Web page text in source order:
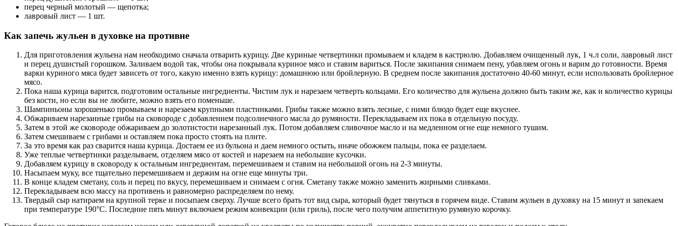
перец черный молотый — щепотка;
лавровый лист — 1 шт.
Как запечь жульен в духовке на противне
Для приготовления жульена нам необходимо сначала отварить курицу. Две куриные четвертинки промываем и кладем в кастрюлю. Добавляем очищенный лук, 1 ч.л соли, лавровый лист
и перец душистый горошком. Заливаем водой так, чтобы она покрывала куриное мясо и ставим вариться. После закипания снимаем пену, убавляем огонь и варим до готовности. Время
варки куриного мяса будет зависеть от того, какую именно взять курицу: домашнюю или бройлерную. В среднем после закипания достаточно 40-60 минут, если использовать бройлерное
мясо.
Пока наша курица варится, подготовим остальные ингредиенты. Чистим лук и нарезаем четверть кольцами. Его количество для жульена должно быть таким же, как и количество курицы
без кости, но если вы не любите, можно взять его поменьше.
Шампиньоны хорошенько промываем и нарезаем крупными пластинками. Грибы также можно взять лесные, с ними блюдо будет еще вкуснее.
Обжариваем нарезанные грибы на сковороде с добавлением подсолнечного масла до румяности. Перекладываем их пока в отдельную посуду.
Затем в этой же сковороде обжариваем до золотистости нарезанный лук. Потом добавляем сливочное масло и на медленном огне еще немного тушим.
Затем смешиваем с грибами и оставляем пока просто стоять на плите.
За это время как раз сварится наша курица. Достаем ее из бульона и даем немного остыть, иначе обожжем пальцы, пока ее разделаем.
Уже теплые четвертинки разделываем, отделяем мясо от костей и нарезаем на небольшие кусочки.
Добавляем курицу в сковороду к остальным ингредиентам, перемешиваем и ставим на небольшой огонь на 2-3 минуты.
Насыпаем муку, все тщательно перемешиваем и держим на огне еще минуты три.
В конце кладем сметану, соль и перец по вкусу, перемешиваем и снимаем с огня. Сметану также можно заменить жирными сливками.
Перекладываем всю массу на противень и равномерно распределяем по нему.
Твердый сыр натираем на крупной терке и посыпаем сверху. Лучше всего брать тот вид сыра, который будет тянуться в горячем виде. Ставим жульен в духовку на 15 минут и запекаем
при температуре 190°С. Последние пять минут включаем режим конвекции (или гриль), после чего получим аппетитную румяную корочку.